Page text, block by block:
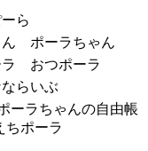
ら
ん ポーラちゃん
ラ おつポーラ
らいぶ
ーラちゃんの自由帳
ちポーラ